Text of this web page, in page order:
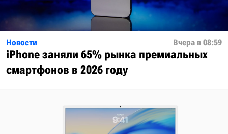
Новости Вчера в 08:59
iPhone заняли 65% рынка премиальных
смартфонов в 2026 году